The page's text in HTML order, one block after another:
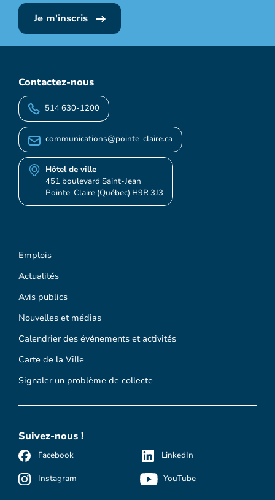
Je m'inscris
Emplois
Actualités
Avis publics
Nouvelles et médias
Calendrier des événements et activités
Carte de la Ville
Signaler un problème de collecte
Contactez-nous
514 630-1200
communications@pointe-claire.ca
Hôtel de ville
451 boulevard Saint-Jean
Pointe-Claire (Québec) H9R 3J3
Suivez-nous !
Facebook
Instagram
LinkedIn
YouTube